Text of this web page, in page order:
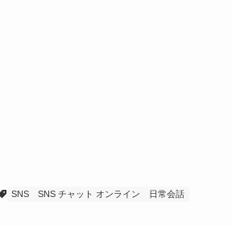
SNS SNS チャット オンライン 日常会話